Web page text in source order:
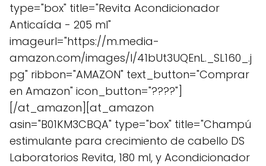
type="box" title="Revita Acondicionador
Anticaída - 205 ml"
imageurl="https://m.media-
amazon.com/images/I/41bUt3UQEnL._SL160_.j
pg" ribbon="AMAZON" text_button="Comprar
en Amazon" icon_button="????"]
[/at_amazon][at_amazon
asin="B01KM3CBQA" type="box" title="Champú
estimulante para crecimiento de cabello DS
Laboratorios Revita, 180 ml, y Acondicionador